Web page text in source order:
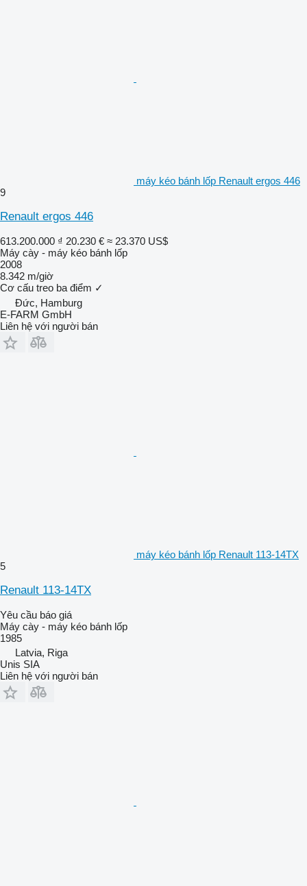
máy kéo bánh lốp Renault ergos 446
9
Renault ergos 446
613.200.000 ₫ 20.230 € ≈ 23.370 US$
Máy cày - máy kéo bánh lốp
2008
8.342 m/giờ
Cơ cấu treo ba điểm ✓
Đức, Hamburg
E-FARM GmbH
Liên hệ với người bán
máy kéo bánh lốp Renault 113-14TX
5
Renault 113-14TX
Yêu cầu báo giá
Máy cày - máy kéo bánh lốp
1985
Latvia, Riga
Unis SIA
Liên hệ với người bán